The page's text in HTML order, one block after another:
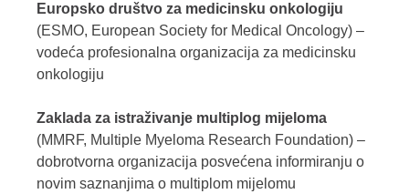
Europsko društvo za medicinsku onkologiju
(ESMO, European Society for Medical Oncology) –
vodeća profesionalna organizacija za medicinsku
onkologiju
Zaklada za istraživanje multiplog mijeloma
(MMRF, Multiple Myeloma Research Foundation) –
dobrotvorna organizacija posvećena informiranju o
novim saznanjima o multiplom mijelomu